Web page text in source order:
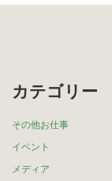
カテゴリー
その他お仕事
イベント
メディア